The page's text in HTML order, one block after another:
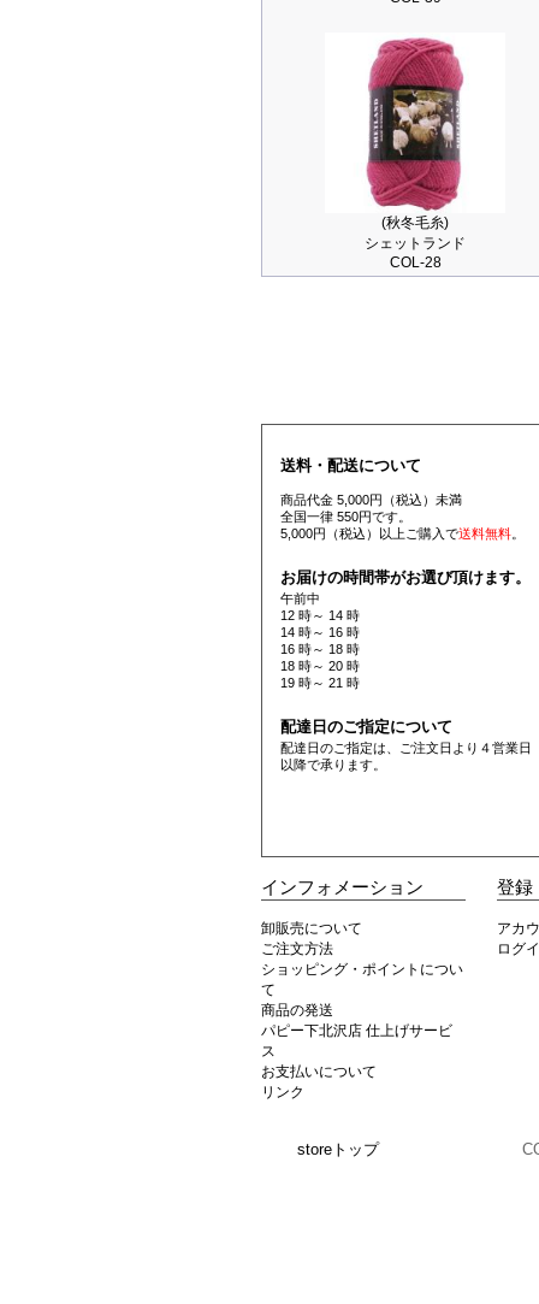
(秋冬毛糸)
シェットランド
COL-28
送料・配送について
商品代金 5,000円（税込）未満
全国一律 550円です。
5,000円（税込）以上ご購入で送料無料。
お届けの時間帯がお選び頂けます。
午前中
12 時～ 14 時
14 時～ 16 時
16 時～ 18 時
18 時～ 20 時
19 時～ 21 時
配達日のご指定について
配達日のご指定は、ご注文日より４営業日
以降で承ります。
インフォメーション
卸販売について
ご注文方法
ショッピング・ポイントについ
て
商品の発送
パピー下北沢店 仕上げサービ
ス
お支払いについて
リンク
登録
アカ
ログ
storeトップ